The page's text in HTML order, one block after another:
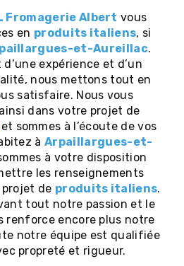
Fromagerie Albert vous
en produits italiens, si
et-Aureillac.
expérience et d’un
nous mettons tout en
satisfaire. Nous vous
dans votre projet de
et sommes à l’écoute de vos
àArpaillargues-et-
à votre disposition
les renseignements
de produits italiens.
tout notre passion et le
renforce encore plus notre
notre équipe est qualifiée
propreté et rigueur.